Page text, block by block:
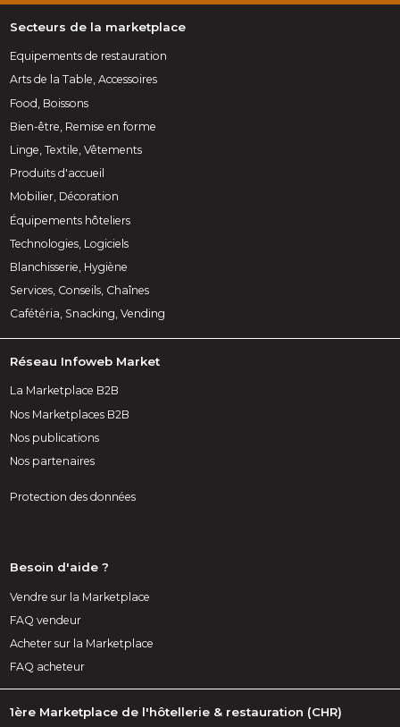
Secteurs de la marketplace
Equipements de restauration
Arts de la Table, Accessoires
Food, Boissons
Bien-être, Remise en forme
Linge, Textile, Vêtements
Produits d'accueil
Mobilier, Décoration
Équipements hôteliers
Technologies, Logiciels
Blanchisserie, Hygiène
Services, Conseils, Chaînes
Cafétéria, Snacking, Vending
Réseau Infoweb Market
La Marketplace B2B
Nos Marketplaces B2B
Nos publications
Nos partenaires
Protection des données
Besoin d'aide ?
Vendre sur la Marketplace
FAQ vendeur
Acheter sur la Marketplace
FAQ acheteur
1ère Marketplace de l'hôtellerie & restauration (CHR)